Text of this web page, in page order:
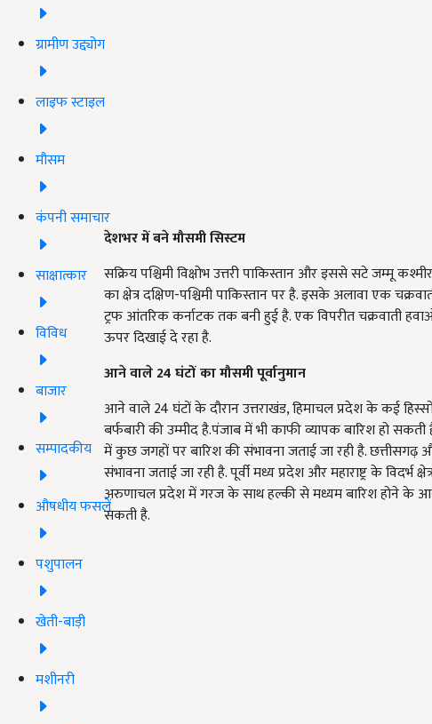
ग्रामीण उद्द्योग
लाइफ स्टाइल
मौसम
कंपनी समाचार
साक्षात्कार
विविध
बाजार
सम्पादकीय
औषधीय फसलें
पशुपालन
खेती-बाड़ी
मशीनरी
देशभर में बने मौसमी सिस्टम
सक्रिय पश्चिमी विक्षोभ उत्तरी पाकिस्तान और इससे सटे जम्मू
का क्षेत्र दक्षिण-पश्चिमी पाकिस्तान पर है. इसके अलावा एक
ट्रफ आंतरिक कर्नाटक तक बनी हुई है. एक विपरीत चक्रवाती
ऊपर दिखाई दे रहा है.
आने वाले 24घंटों का मौसमी पूर्वानुमान
आने वाले 24 घंटों के दौरान उत्तराखंड, हिमाचल प्रदेश के कई
बर्फबारी की उम्मीद है.पंजाब में भी काफी व्यापक बारिश हो सकती
में कुछ जगहों पर बारिश की संभावना जताई जा रही है.
संभावना जताई जा रही है. पूर्वी मध्य प्रदेश और महाराष्ट्र के
अरुणाचल प्रदेश में गरज के साथ हल्की से मध्यम बारिश होने के
सकती है.